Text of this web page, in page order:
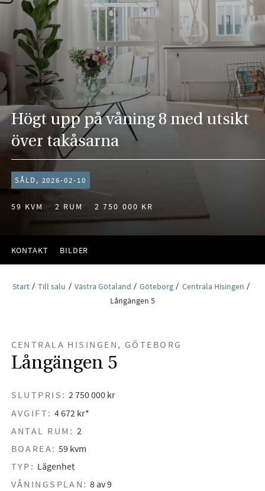
Högt upp på våning 8 med utsikt
över takåsarna
SÅLD, 2026-02-10
59 KVM 2 RUM 2 750 000 KR
KONTAKT BILDER
Start Till salu Västra Götaland Göteborg
Centrala Hisingen
Långängen 5
CENTRALA HISINGEN, GÖTEBORG
Långängen 5
SLUTPRIS: 2 750 000 kr
AVGIFT: 4 672 kr*
ANTAL RUM: 2
BOAREA: 59 kvm
TYP: Lägenhet
VÅNINGSPLAN: 8 av 9